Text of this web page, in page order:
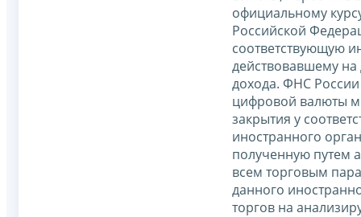
официальному
Российской
соответствующую
действовавшему на
дохода. ФНС
цифровой валюты
закрытия у
иностранного
полученную путем
всем торговым
данного
торгов на